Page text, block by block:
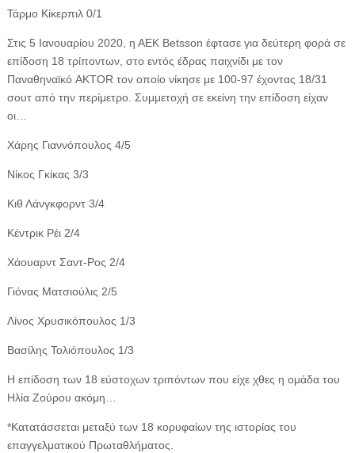
Τάρμο Κίκερπιλ 0/1
Στις 5 Ιανουαρίου 2020, η ΑΕΚ Betsson έφτασε για δεύτερη φορά σε
επίδοση 18 τρίποντων, στο εντός έδρας παιχνίδι με τον
Παναθηναϊκό AKTOR τον οποίο νίκησε με 100-97 έχοντας 18/31
σουτ από την περίμετρο. Συμμετοχή σε εκείνη την επίδοση είχαν
οι…
Χάρης Γιαννόπουλος 4/5
Νίκος Γκίκας 3/3
Κιθ Λάνγκφορντ 3/4
Κέντρικ Ρέι 2/4
Χάουαρντ Σαντ-Ρος 2/4
Γιόνας Ματσιούλις 2/5
Λίνος Χρυσικόπουλος 1/3
Βασίλης Τολιόπουλος 1/3
Η επίδοση των 18 εύστοχων τριπόντων που είχε χθες η ομάδα του
Ηλία Ζούρου ακόμη…
*Κατατάσσεται μεταξύ των 18 κορυφαίων της ιστορίας του
επαγγελματικού Πρωταθλήματος.